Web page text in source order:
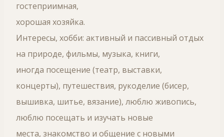
гостеприимная,
хорошая хозяйка.
Интересы, хобби: активный и пассивный отдых
на природе, фильмы, музыка, книги,
иногда посещение (театр, выставки,
концерты), путешествия, рукоделие (бисер,
вышивка, шитье, вязание), люблю живопись,
люблю посещать и изучать новые
места, знакомство и общение с новыми